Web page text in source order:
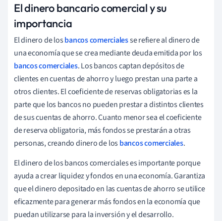
El dinero bancario comercial y su
importancia
El dinero de losbancos comercialesse refiere al dinero de
una economía que se crea mediante deuda emitida por los
bancos comerciales. Los bancos captan depósitos de
clientes en cuentas de ahorro y luego prestan una parte a
otros clientes. El coeficiente de reservas obligatorias es la
parte que los bancos no pueden prestar a distintos clientes
de sus cuentas de ahorro. Cuanto menor sea el coeficiente
de reserva obligatoria, más fondos se prestarán a otras
personas, creando dinero de losbancos comerciales.
El dinero de los bancos comerciales es importante porque
ayuda a crear liquidez y fondos en una economía. Garantiza
que el dinero depositado en las cuentas de ahorro se utilice
eficazmente para generar más fondos en la economía que
puedan utilizarse para la inversión y el desarrollo.